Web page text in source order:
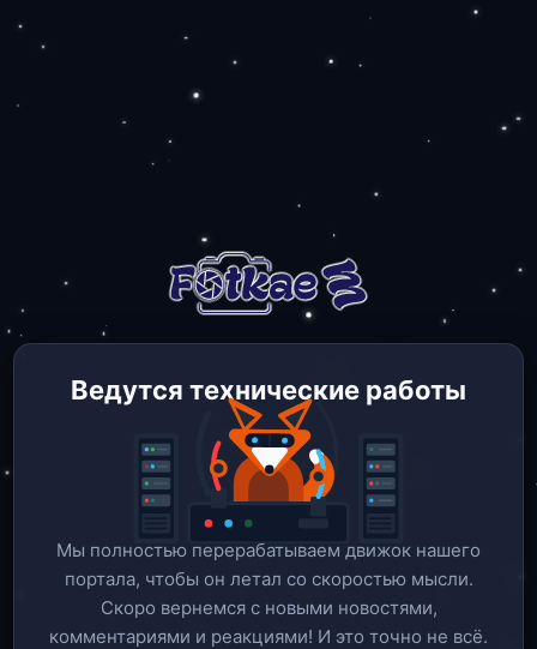
Ведутся технические работы
Мы полностью перерабатываем движок нашего
портала, чтобы он летал со скоростью мысли.
Скоро вернемся c новыми новостями,
комментариями и реакциями! И это точно не всё.